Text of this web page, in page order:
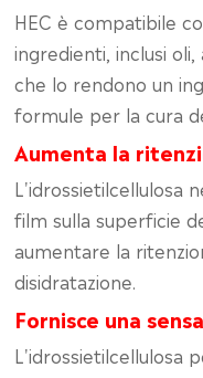
HEC è compatibile
ingredienti, inclusi
che lo rendono un
formule per la cura
Aumenta la
L'idrossietilcellulosa
film sulla superficie
aumentare la
disidratazione.
Fornisce una
L'idrossietilcellulosa